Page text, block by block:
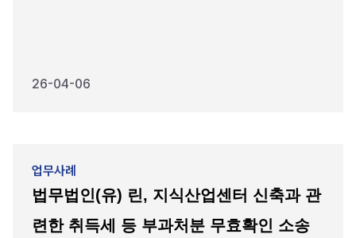
26-04-06
업무사례
법무법인(유) 린, 지식산업센터 신축과 관
련한 취득세 등 부과처분 무효확인 소송